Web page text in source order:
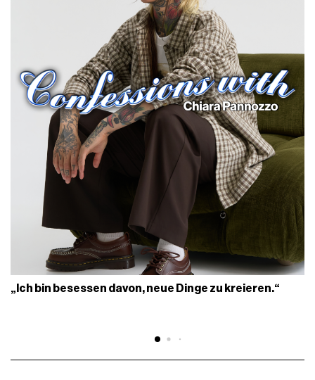
„Ich bin besessen davon, neue Dinge zu kreieren.“